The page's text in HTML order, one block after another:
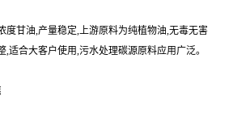
度甘油,产量稳定,上游原料为纯植物油,无毒无害
,适合大客户使用,污水处理碳源原料应用广泛。